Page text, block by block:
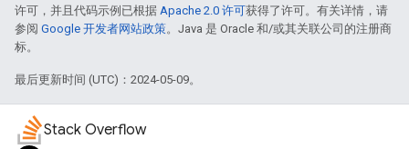
许可，并且代码示例已根据 Apache 2.0 许可获得了许可。有关详情，请
参阅 Google 开发者网站政策。Java 是 Oracle 和/或其关联公司的注册商
标。
最后更新时间 (UTC)：2024-05-09。
Stack Overflow